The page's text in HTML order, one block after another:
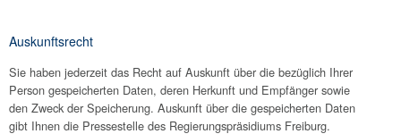
Auskunftsrecht
Sie haben jederzeit das Recht auf Auskunft über die bezüglich Ihrer
Person gespeicherten Daten, deren Herkunft und Empfänger sowie
den Zweck der Speicherung. Auskunft über die gespeicherten Daten
gibt Ihnen die Pressestelle des Regierungspräsidiums Freiburg.